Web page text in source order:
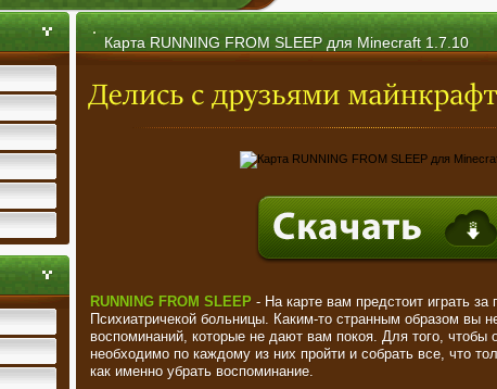
Карта RUNNING FROM SLEEP для Minecraft 1.7.10
RUNNING FROM SLEEP- На карте вам предстоит играть
Психиатричекой больницы. Каким-то странным образом вы
воспоминаний, которые не дают вам покоя. Для того, чтобы
необходимо по каждому из них пройти и собрать все, что
как именно убрать воспоминание.